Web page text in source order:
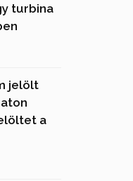
turbina
jelölt
a